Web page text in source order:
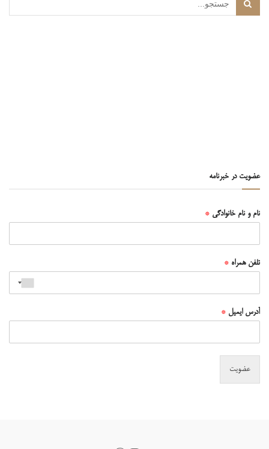
عضویت در خبرنامه
نام و نام خانوادگی *
تلفن همراه *
آدرس ایمیل *
عضویت